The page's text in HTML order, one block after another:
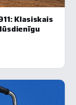
Klasiskais